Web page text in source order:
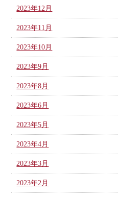
2023年12月
2023年11月
2023年10月
2023年9月
2023年8月
2023年6月
2023年5月
2023年4月
2023年3月
2023年2月